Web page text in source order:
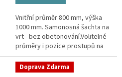
hvězdiček.
Vnitřní průměr 800 mm, výška
1000 mm. Samonosná šachta na
vrt - bez obetonování.Volitelné
průměry i pozice prostupů na
pažení vrtu, hadice i elektřinu -
požadované průměry...
Doprava Zdarma